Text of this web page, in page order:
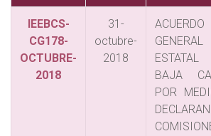
IEEBCS-
CG178-
OCTUBRE-
2018
31-
octubre-
2018
ESTATAL
BAJA
POR